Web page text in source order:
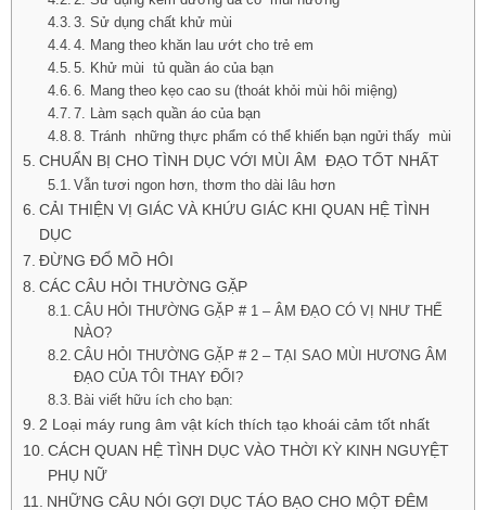
3. Sử dụng chất khử mùi
4. Mang theo khăn lau ướt cho trẻ em
5. Khử mùi tủ quần áo của bạn
6. Mang theo kẹo cao su (thoát khỏi mùi hôi miệng)
7. Làm sạch quần áo của bạn
8. Tránh những thực phẩm có thể khiến bạn ngửi thấy mùi
CHUẨN BỊ CHO TÌNH DỤC VỚI MÙI ÂM ĐẠO TỐT NHẤT
Vẫn tươi ngon hơn, thơm tho dài lâu hơn
CẢI THIỆN VỊ GIÁC VÀ KHỨU GIÁC KHI QUAN HỆ TÌNH
DỤC
ĐỪNG ĐỔ MỒ HÔI
CÁC CÂU HỎI THƯỜNG GẶP
CÂU HỎI THƯỜNG GẶP # 1 – ÂM ĐẠO CÓ VỊ NHƯ THẾ
NÀO?
CÂU HỎI THƯỜNG GẶP # 2 – TẠI SAO MÙI HƯƠNG ÂM
ĐẠO CỦA TÔI THAY ĐỔI?
Bài viết hữu ích cho bạn:
2 Loại máy rung âm vật kích thích tạo khoái cảm tốt nhất
CÁCH QUAN HỆ TÌNH DỤC VÀO THỜI KỲ KINH NGUYỆT
PHỤ NỮ
NHỮNG CÂU NÓI GỢI DỤC TÁO BẠO CHO MỘT ĐÊM